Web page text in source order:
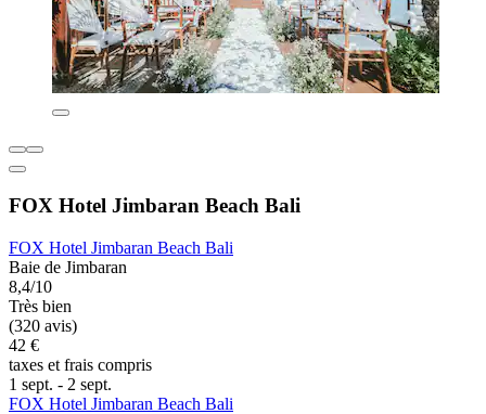
FOX Hotel Jimbaran Beach Bali
FOX Hotel Jimbaran Beach Bali
Baie de Jimbaran
8,4/10
Très bien
(320 avis)
42 €
taxes et frais compris
1 sept. - 2 sept.
FOX Hotel Jimbaran Beach Bali